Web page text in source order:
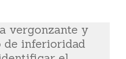
vergonzante y
de inferioridad